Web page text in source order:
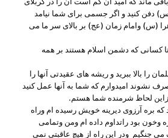
دفن کنید و اگر جسمی برای شما نیامد
(س) وامام زمان (عج) بر بالای سر ما می
تا کسانی که دشمن اسلام هستند بر همه
را بالا ببرید و ریشه های عقیدتی آنها را
نشوند امیدوارم که شما به آنها عمل کنید
لحاظ شرمنده شما هستم.
بره آرزوی دیرینه خویش رسیده ام وراه
وخون بود راتداوم داده ام ومن وتمامی
می جنگیم ودر این راه از هیچ عاقبتی نمی